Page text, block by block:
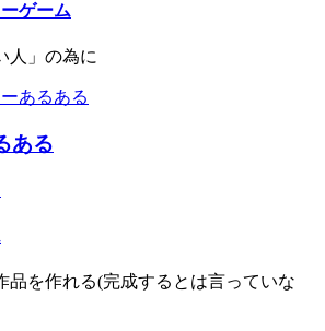
ゲーム
人」の為に
ある
品を作れる(完成するとは言っていな